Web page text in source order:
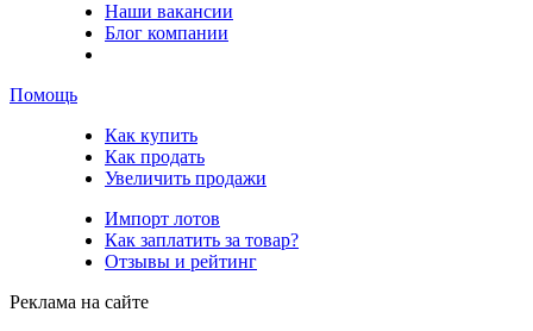
Наши вакансии
Блог компании
Помощь
Как купить
Как продать
Увеличить продажи
Импорт лотов
Как заплатить за товар?
Отзывы и рейтинг
Реклама на сайте